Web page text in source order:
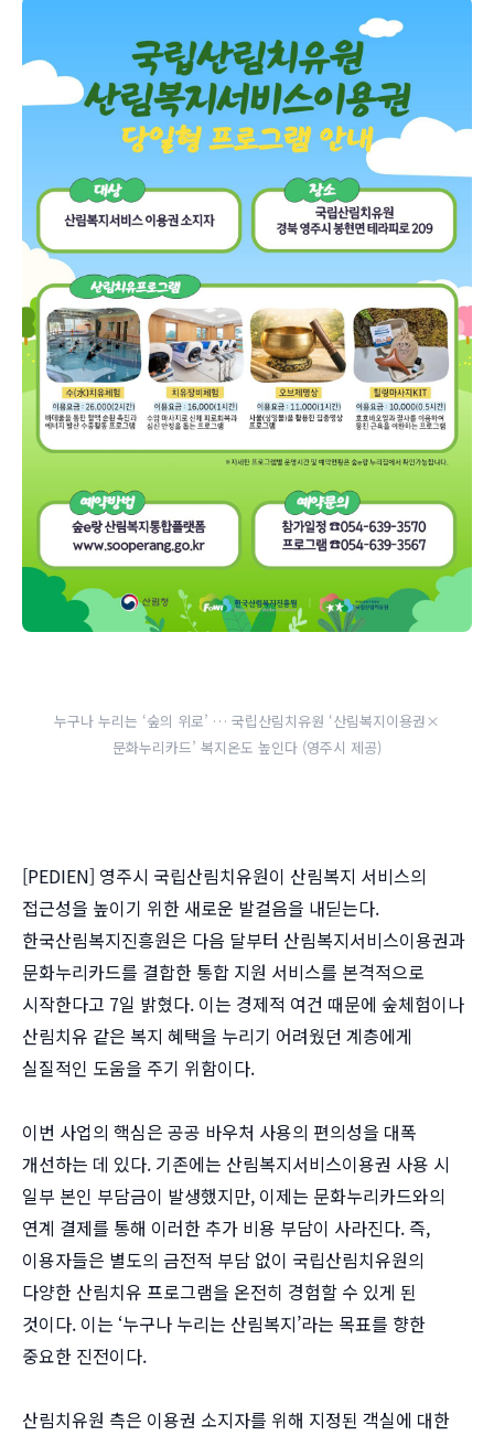
누구나 누리는 ‘숲의 위로’ … 국립산림치유원 ‘산림복지이용권×
문화누리카드’ 복지온도 높인다 (영주시 제공)
[PEDIEN] 영주시 국립산림치유원이 산림복지 서비스의
접근성을 높이기 위한 새로운 발걸음을 내딛는다.
한국산림복지진흥원은 다음 달부터 산림복지서비스이용권과
문화누리카드를 결합한 통합 지원 서비스를 본격적으로
시작한다고 7일 밝혔다. 이는 경제적 여건 때문에 숲체험이나
산림치유 같은 복지 혜택을 누리기 어려웠던 계층에게
실질적인 도움을 주기 위함이다.
이번 사업의 핵심은 공공 바우처 사용의 편의성을 대폭
개선하는 데 있다. 기존에는 산림복지서비스이용권 사용 시
일부 본인 부담금이 발생했지만, 이제는 문화누리카드와의
연계 결제를 통해 이러한 추가 비용 부담이 사라진다. 즉,
이용자들은 별도의 금전적 부담 없이 국립산림치유원의
다양한 산림치유 프로그램을 온전히 경험할 수 있게 된
것이다. 이는 ‘누구나 누리는 산림복지’라는 목표를 향한
중요한 진전이다.
산림치유원 측은 이용권 소지자를 위해 지정된 객실에 대한